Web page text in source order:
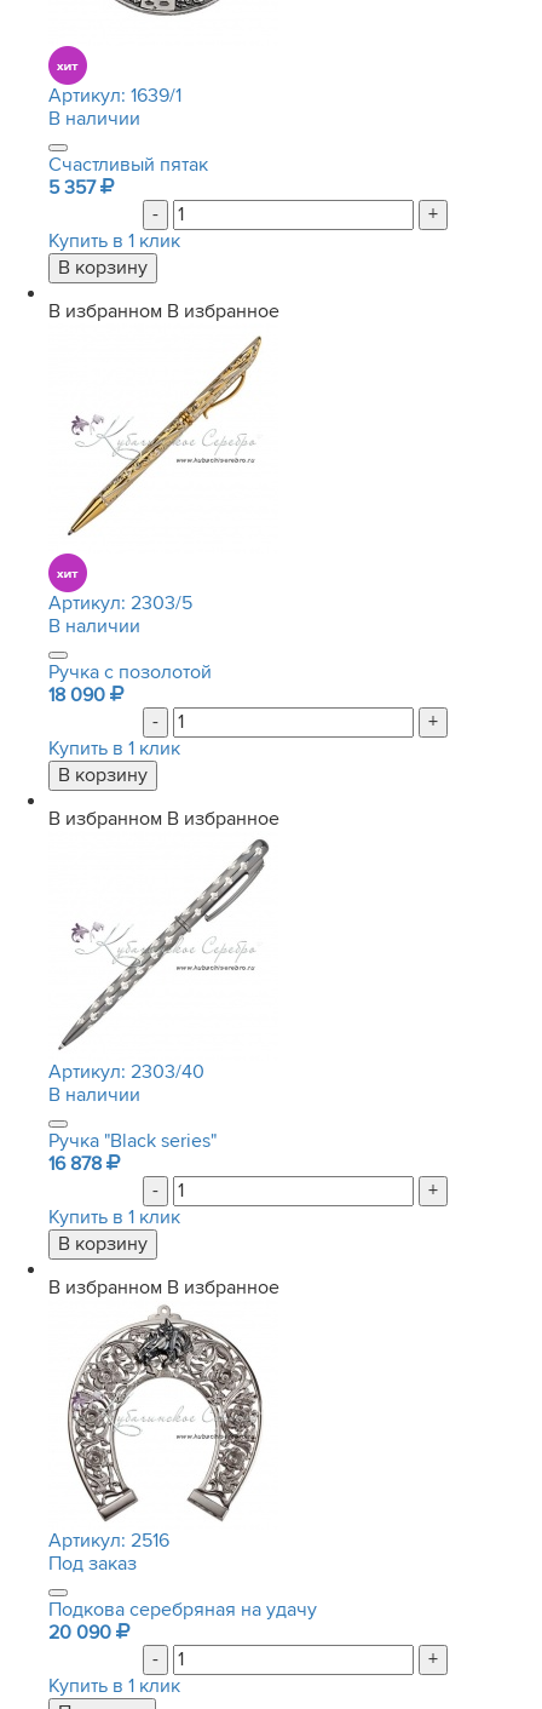
Артикул: 1639/1
В наличии
Счастливый пятак
5 357
-
+
Купить в 1 клик
В избранном В избранное
Артикул: 2303/5
В наличии
Ручка с позолотой
18 090
-
+
Купить в 1 клик
В избранном В избранное
Артикул: 2303/40
В наличии
Ручка "Black series"
16 878
-
+
Купить в 1 клик
В избранном В избранное
Артикул: 2516
Под заказ
Подкова серебряная на удачу
20 090
-
+
Купить в 1 клик